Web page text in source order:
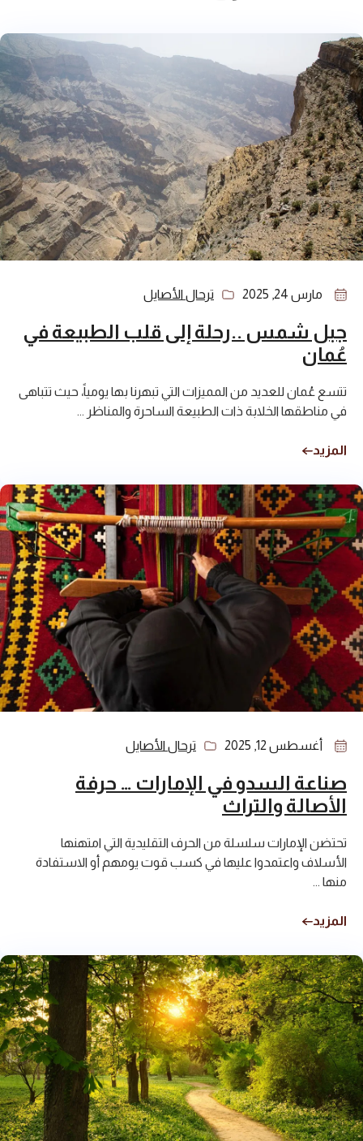
مارس 24, 2025 ترحال الأصايل
جبل شمس ..رحلة إلى قلب الطبيعة في
عُمان
تتسع عُمان للعديد من المميزات التي تبهرنا بها يومياً، حيث تتباهى
في مناطقها الخلابة ذات الطبيعة الساحرة والمناظر ...
المزيد
أغسطس 12, 2025 ترحال الأصايل
صناعة السدو في الإمارات … حرفة
الأصالة والتراث
تحتضن الإمارات سلسلة من الحرف التقليدية التي امتهنها
الأسلاف واعتمدوا عليها في كسب قوت يومهم أو الاستفادة
منها ...
المزيد